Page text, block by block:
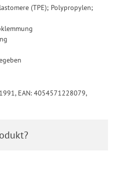
(TPE); Polypropylen;
EAN: 4054571228079,